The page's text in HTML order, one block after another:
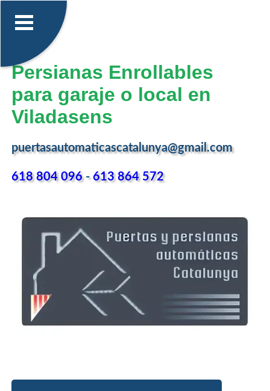
Persianas Enrollables
para garaje o local en
Viladasens
puertasautomaticascatalunya@gmail.com
618 804 096-613 864 572